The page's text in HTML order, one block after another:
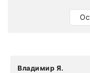
Владимир Я.